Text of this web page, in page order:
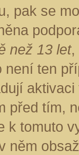
pak se
než 13 let,
není ten
před tím,
k tomuto
něm